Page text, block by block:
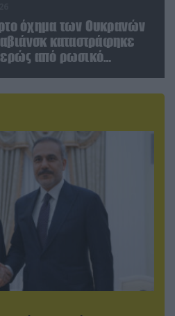
όχημα των Ουκρανών
καταστράφηκε
από ρωσικό